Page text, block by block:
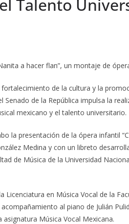
Talento
a hacer flan”, un montaje de
de la cultura y la
de la República impulsa la
mexicano y el talento universitario.
la presentación de la ópera infantil
Medina y con un libreto
de Música de la Universidad
en Música Vocal de la
al piano de Julián
Música Vocal Mexicana.